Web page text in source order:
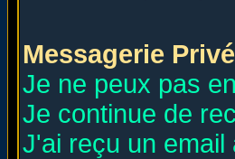
Messagerie
Je ne peux pas
Je continue de
J'ai reçu un email